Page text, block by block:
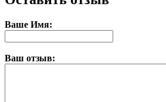
Ваше Имя:
Ваш отзыв: